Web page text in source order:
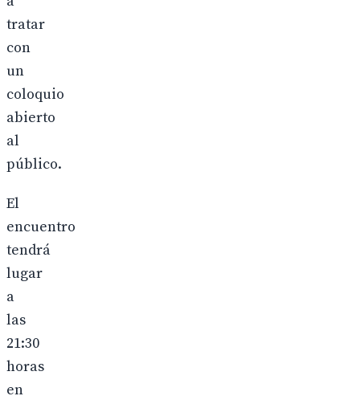
tratar
con
un
coloquio
abierto
al
público.
El
encuentro
tendrá
lugar
a
las
21:30
horas
en